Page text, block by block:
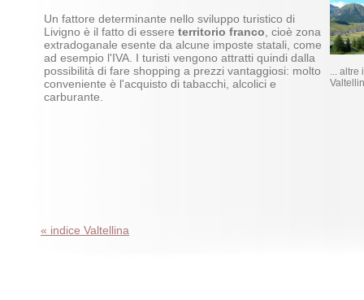
Un fattore determinante nello sviluppo turistico di
Livigno è il fatto di essere territorio franco , cioè zona
extradoganale esente da alcune imposte statali, come
ad esempio l'IVA. I turisti vengono attratti quindi dalla
possibilità di fare shopping a prezzi vantaggiosi: molto
conveniente è l'acquisto di tabacchi, alcolici e
carburante.
... altre
« indice Valtellina